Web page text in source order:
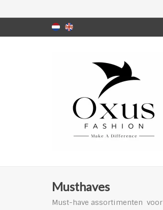
Musthaves
Must-have assortimenten voor